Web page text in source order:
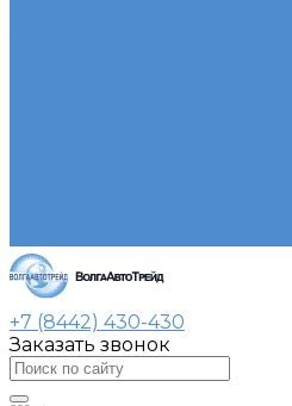
+7 (8442) 430-430
Заказать звонок